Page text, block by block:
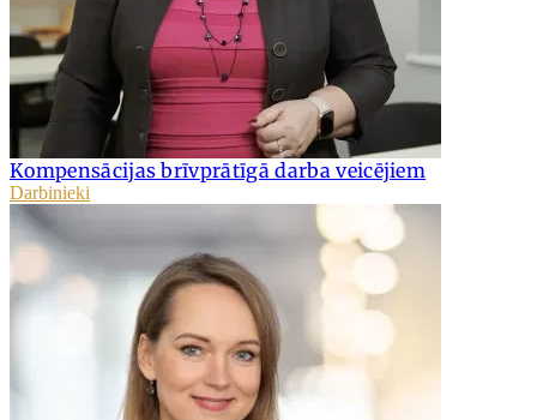
Kompensācijas brīvprātīgā darba veicējiem
Darbinieki